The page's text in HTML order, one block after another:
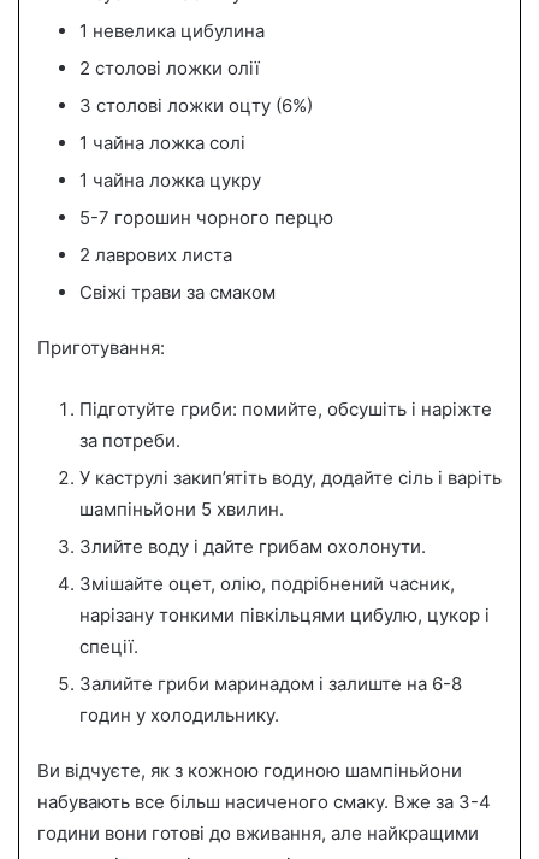
1 невелика цибулина
2 столові ложки олії
3 столові ложки оцту (6%)
1 чайна ложка солі
1 чайна ложка цукру
5-7 горошин чорного перцю
2 лаврових листа
Свіжі трави за смаком
Приготування:
Підготуйте гриби: помийте, обсушіть і наріжте
за потреби.
У каструлі закип’ятіть воду, додайте сіль і варіть
шампіньйони 5 хвилин.
Злийте воду і дайте грибам охолонути.
Змішайте оцет, олію, подрібнений часник,
нарізану тонкими півкільцями цибулю, цукор і
спеції.
Залийте гриби маринадом і залиште на 6-8
годин у холодильнику.
Ви відчуєте, як з кожною годиною шампіньйони
набувають все більш насиченого смаку. Вже за 3-4
години вони готові до вживання, але найкращими